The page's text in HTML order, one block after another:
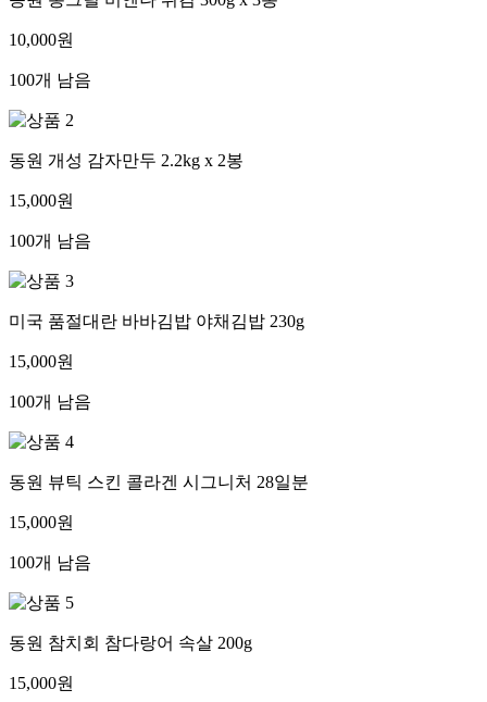
동원 통그릴 비엔나 튀김 300g x 3봉
10,000원
100개 남음
동원 개성 감자만두 2.2kg x 2봉
15,000원
100개 남음
미국 품절대란 바바김밥 야채김밥 230g
15,000원
100개 남음
동원 뷰틱 스킨 콜라겐 시그니처 28일분
15,000원
100개 남음
동원 참치회 참다랑어 속살 200g